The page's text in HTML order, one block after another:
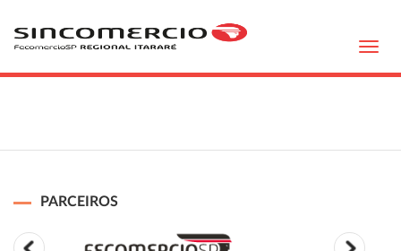
PARCEIROS